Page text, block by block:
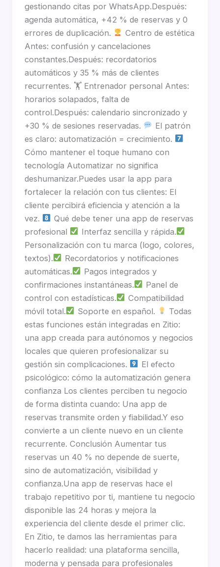
gestionando citas por WhatsApp.Después:
agenda automática, +42 % de reservas y 0
errores de duplicación.
Centro de estética
Antes: confusión y cancelaciones
constantes.Después: recordatorios
automáticos y 35 % más de clientes
recurrentes. 🏋Entrenador personal Antes:
horarios solapados, falta de
control.Después: calendario sincronizado y
+30 % de sesiones reservadas.
El patrón
es claro: automatización = crecimiento.
Cómo mantener el toque humano con
tecnología Automatizar no significa
deshumanizar.Puedes usar la app para
fortalecer la relación con tus clientes: El
cliente percibirá eficiencia y atención a la
vez.
Qué debe tener una app de reservas
profesional
Interfaz sencilla y rápida.
Personalización con tu marca (logo, colores,
textos).
Recordatorios y notificaciones
automáticas.
Pagos integrados y
confirmaciones instantáneas.
Panel de
control con estadísticas.
Compatibilidad
móvil total.
Soporte en español.
Todas
estas funciones están integradas en Zitio:
una app creada para autónomos y negocios
locales que quieren profesionalizar su
gestión sin complicaciones.
El efecto
psicológico: cómo la automatización genera
confianza Los clientes perciben tu negocio
de forma distinta cuando: Una app de
reservas transmite orden y fiabilidad.Y eso
convierte a un cliente nuevo en un cliente
recurrente. Conclusión Aumentar tus
reservas un 40 % no depende de suerte,
sino de automatización, visibilidad y
confianza.Una app de reservas hace el
trabajo repetitivo por ti, mantiene tu negocio
disponible las 24 horas y mejora la
experiencia del cliente desde el primer clic.
En Zitio, te damos las herramientas para
hacerlo realidad: una plataforma sencilla,
moderna y pensada para profesionales